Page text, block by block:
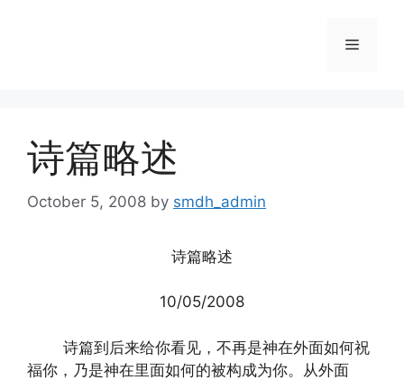
Menu
诗篇略述
October 5, 2008 by smdh_admin
诗篇略述
10/05/2008
诗篇到后来给你看见，不再是神在外面如何祝
福你，乃是神在里面如何的被构成为你。从外面